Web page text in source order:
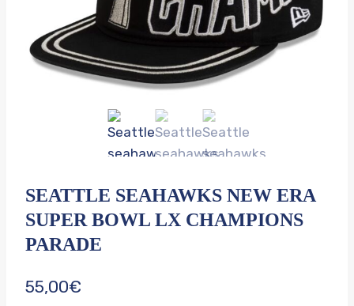
SEATTLE SEAHAWKS NEW ERA
SUPER BOWL LX CHAMPIONS
PARADE
55,00€